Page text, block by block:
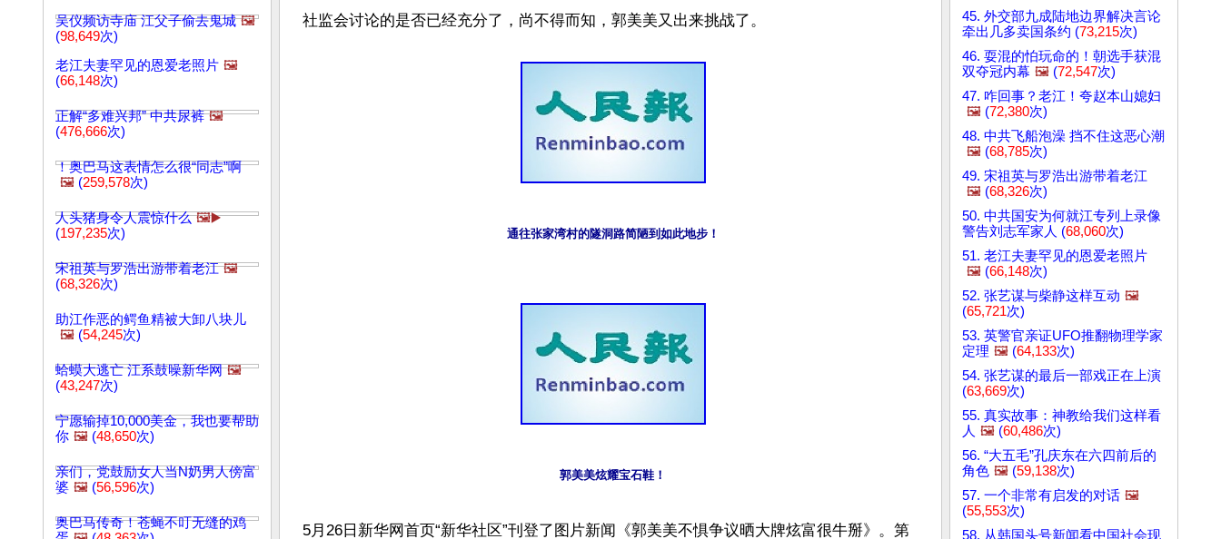
吴仪频访寺庙 江父子偷去鬼城 🖼️
(98,649次)
老江夫妻罕见的恩爱老照片 🖼️
(66,148次)
正解“多难兴邦” 中共尿裤 🖼️
(476,666次)
！奥巴马这表情怎么很“同志”啊
🖼️ (259,578次)
人头猪身令人震惊什么 🖼️▶️
(197,235次)
宋祖英与罗浩出游带着老江 🖼️
(68,326次)
助江作恶的鳄鱼精被大卸八块儿
🖼️ (54,245次)
蛤蟆大逃亡 江系鼓噪新华网 🖼️
(43,247次)
宁愿输掉10,000美金，我也要帮助
你 🖼️ (48,650次)
亲们，党鼓励女人当N奶男人傍富
婆 🖼️ (56,596次)
奥巴马传奇！苍蝇不叮无缝的鸡
通往张家湾村的隧洞路简陋到如此地步！
郭美美炫耀宝石鞋！
5月26日新华网首页“新华社区”刊登了图片新闻《郭美美不惧争议晒大牌炫富很牛掰》。第
45. 外交部九成陆地边界解决言论
牵出几多卖国条约 (73,215次)
46. 耍混的怕玩命的！朝选手获混
双夺冠内幕 🖼️ (72,547次)
47. 咋回事？老江！夸赵本山媳妇
🖼️ (72,380次)
48. 中共飞船泡澡 挡不住这恶心潮
🖼️ (68,785次)
49. 宋祖英与罗浩出游带着老江
🖼️ (68,326次)
50. 中共国安为何就江专列上录像
警告刘志军家人 (68,060次)
51. 老江夫妻罕见的恩爱老照片
🖼️ (66,148次)
52. 张艺谋与柴静这样互动 🖼️
(65,721次)
53. 英警官亲证UFO推翻物理学家
定理 🖼️ (64,133次)
54. 张艺谋的最后一部戏正在上演
(63,669次)
55. 真实故事：神教给我们这样看
人 🖼️ (60,486次)
56. “大五毛”孔庆东在六四前后的
角色 🖼️ (59,138次)
57. 一个非常有启发的对话 🖼️
(55,553次)
58. 从韩国头号新闻看中国社会现